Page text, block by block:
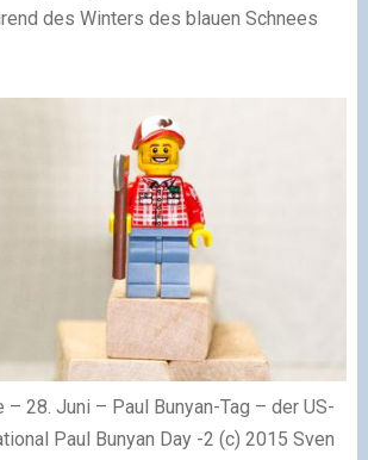
des Winters des blauen Schnees
– 28. Juni – Paul Bunyan-Tag – der US-
Paul Bunyan Day -2 (c) 2015 Sven